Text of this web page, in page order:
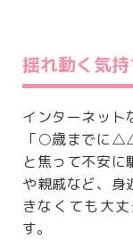
揺れ動く気
インターネット
「○歳までに
と焦って不安に
や親戚など、身
きなくても大
す。